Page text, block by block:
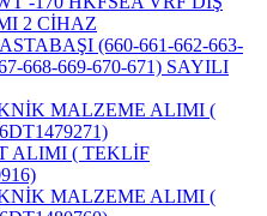
2 CİHAZ
(660-661-662-663-
668-669-670-671) SAYILI
MALZEME ALIMI (
ALIMI ( TEKLİF
MALZEME ALIMI (